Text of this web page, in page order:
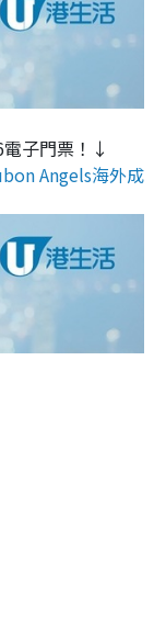
子門票！↓
Angels海外成